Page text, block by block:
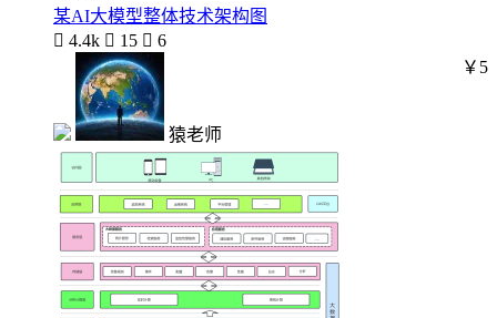
某AI大模型整体技术架构图
 4.4k  15  6
猿老师
￥5